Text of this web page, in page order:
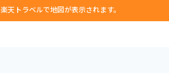
楽天トラベルで地図が表示されます。